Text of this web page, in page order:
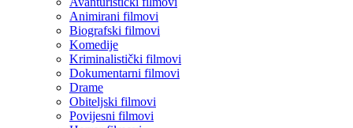
Animirani filmovi
Biografski filmovi
Komedije
Kriminalistički filmovi
Dokumentarni filmovi
Drame
Obiteljski filmovi
Povijesni filmovi